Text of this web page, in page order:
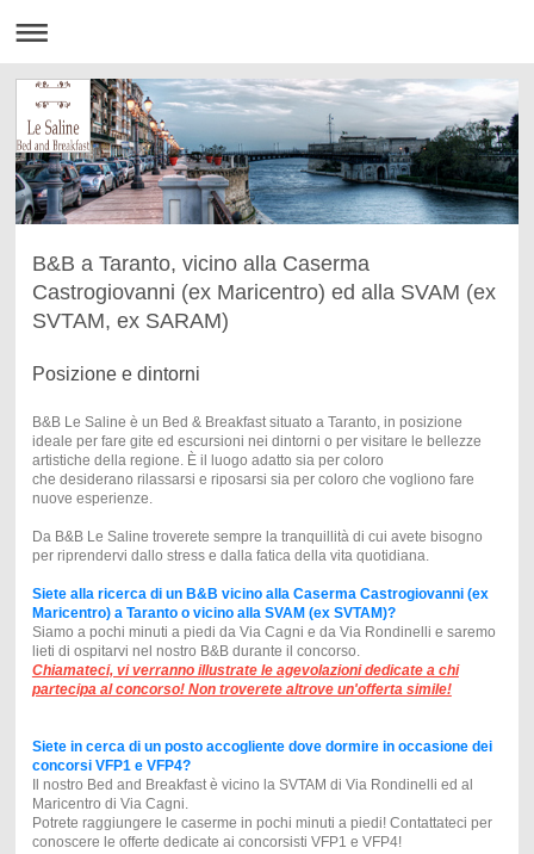
B&B a Taranto, vicino alla Caserma
Castrogiovanni (ex Maricentro) ed alla SVAM (ex
SVTAM, ex SARAM)
Posizione e dintorni
B&B Le Saline è un Bed & Breakfast situato a Taranto, in posizione
ideale per fare gite ed escursioni nei dintorni o per visitare le bellezze
artistiche della regione. È il luogo adatto sia per coloro
che desiderano rilassarsi e riposarsi sia per coloro che vogliono fare
nuove esperienze.
Da B&B Le Saline troverete sempre la tranquillità di cui avete bisogno
per riprendervi dallo stress e dalla fatica della vita quotidiana.
Siete alla ricerca di un B&B vicino alla Caserma Castrogiovanni (ex
Maricentro) a Taranto o vicino alla SVAM (ex SVTAM)?
Siamo a pochi minuti a piedi da Via Cagni e da Via Rondinelli e saremo
lieti di ospitarvi nel nostro B&B durante il concorso.
Chiamateci, vi verranno illustrate le agevolazioni dedicate a chi
partecipa al concorso! Non troverete altrove un'offerta simile!
Siete in cerca di un posto accogliente dove dormire in occasione dei
concorsi VFP1 e VFP4?
Il nostro Bed and Breakfast è vicino la SVTAM di Via Rondinelli ed al
Maricentro di Via Cagni.
Potrete raggiungere le caserme in pochi minuti a piedi! Contattateci per
conoscere le offerte dedicate ai concorsisti VFP1 e VFP4!